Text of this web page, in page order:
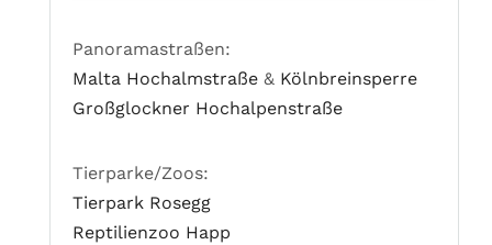
Panoramastraßen:
Malta Hochalmstraße & Kölnbreinsperre
Großglockner Hochalpenstraße
Tierparke/Zoos:
Tierpark Rosegg
Reptilienzoo Happ